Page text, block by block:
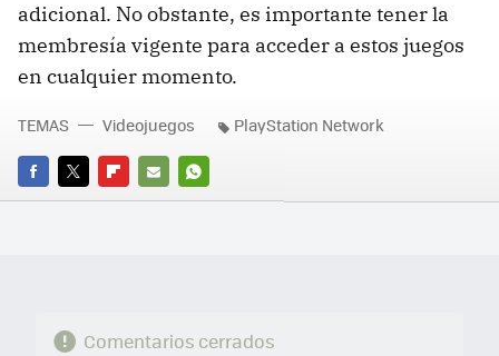
adicional. No obstante, es importante tener la
membresía vigente para acceder a estos juegos
en cualquier momento.
FACEBOOK
TWITTERFLIPBOARD
E-
WHATSAPP
TEMAS Videojuegos PlayStation Network
Comentarios cerrados